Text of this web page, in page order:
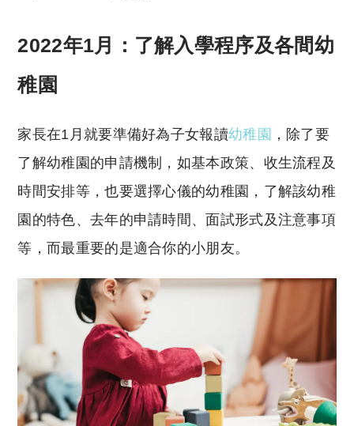
2022年1月：了解入學程序及各間幼
稚園
家長在1月就要準備好為子女報讀幼稚園 ，除了要
了解幼稚園的申請機制，如基本政策、收生流程及
時間安排等，也要選擇心儀的幼稚園，了解該幼稚
園的特色、去年的申請時間、面試形式及注意事項
等，而最重要的是適合你的小朋友。